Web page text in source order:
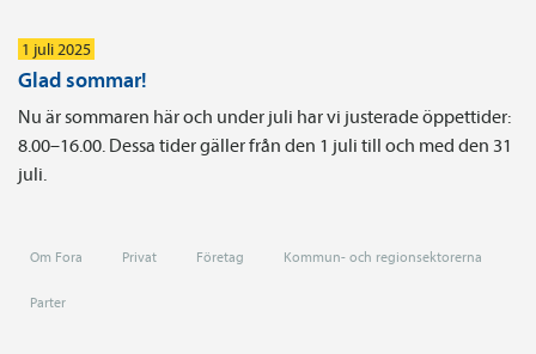
1 juli 2025
Glad sommar!
Nu är sommaren här och under juli har vi justerade öppettider:
8.00–16.00. Dessa tider gäller från den 1 juli till och med den 31
juli.
Om Fora Privat Företag Kommun- och regionsektorerna
Parter